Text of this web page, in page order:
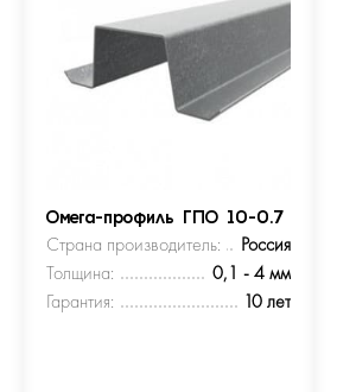
Омега-профиль ГПО 10-0.7
Страна производитель:
Россия
Толщина:
0,1 - 4 мм
Гарантия:
10 лет